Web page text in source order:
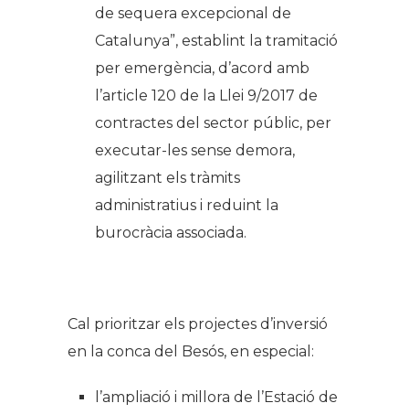
de sequera excepcional de
Catalunya”, establint la tramitació
per emergència, d’acord amb
l’article 120 de la Llei 9/2017 de
contractes del sector públic, per
executar-les sense demora,
agilitzant els tràmits
administratius i reduint la
burocràcia associada.
Cal prioritzar els projectes d’inversió
en la conca del Besós, en especial:
l’ampliació i millora de l’Estació de